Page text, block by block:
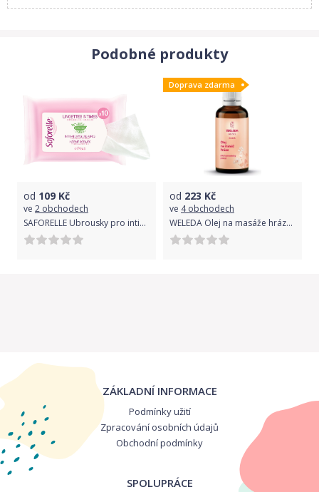
Podobné produkty
od 109 Kč
ve 2 obchodech
SAFORELLE Ubrousky pro intimní hygienu 10 ks
Doprava zdarma
od 223 Kč
ve 4 obchodech
WELEDA Olej na masáže hráze 50ml
ZÁKLADNÍ INFORMACE
Podmínky užití
Zpracování osobních údajů
Obchodní podmínky
SPOLUPRÁCE